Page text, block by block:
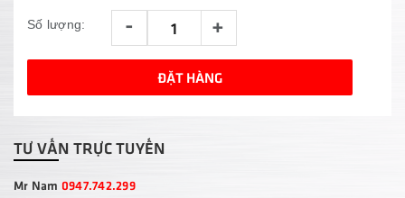
Số lượng: - +
ĐẶT HÀNG
TƯ VẤN TRỰC TUYẾN
Mr Nam 0947.742.299